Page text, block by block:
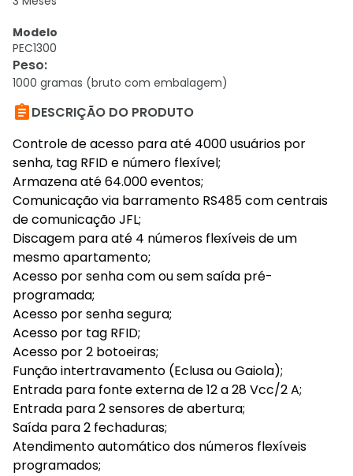
Modelo
PEC1300
Peso:
1000 gramas (bruto com embalagem)
DESCRIÇÃO DO PRODUTO
Controle de acesso para até 4000 usuários por
senha, tag RFID e número flexível;
Armazena até 64.000 eventos;
Comunicação via barramento RS485 com centrais
de comunicação JFL;
Discagem para até 4 números flexíveis de um
mesmo apartamento;
Acesso por senha com ou sem saída pré-
programada;
Acesso por senha segura;
Acesso por tag RFID;
Acesso por 2 botoeiras;
Função intertravamento (Eclusa ou Gaiola);
Entrada para fonte externa de 12 a 28 Vcc/2 A;
Entrada para 2 sensores de abertura;
Saída para 2 fechaduras;
Atendimento automático dos números flexíveis
programados;